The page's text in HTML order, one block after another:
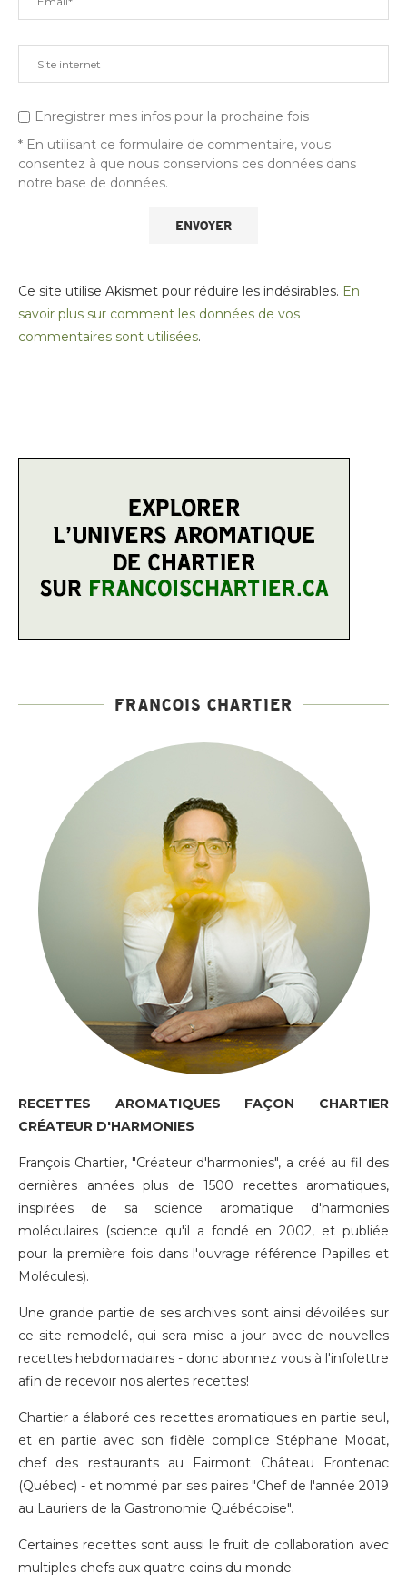
Enregistrer mes infos pour la prochaine fois
* En utilisant ce formulaire de commentaire, vous
consentez à que nous conservions ces données dans
notre base de données.
Ce site utilise Akismet pour réduire les indésirables. En
savoir plus sur comment les données de vos
commentaires sont utilisées.
FRANÇOIS CHARTIER
RECETTES AROMATIQUES FAÇON CHARTIER
CRÉATEUR D'HARMONIES
François Chartier, "Créateur d'harmonies", a créé au fil des
dernières années plus de 1500 recettes aromatiques,
inspirées de sa science aromatique d'harmonies
moléculaires (science qu'il a fondé en 2002, et publiée
pour la première fois dans l'ouvrage référence Papilles et
Molécules).
Une grande partie de ses archives sont ainsi dévoilées sur
ce site remodelé, qui sera mise a jour avec de nouvelles
recettes hebdomadaires - donc abonnez vous à l'infolettre
afin de recevoir nos alertes recettes!
Chartier a élaboré ces recettes aromatiques en partie seul,
et en partie avec son fidèle complice Stéphane Modat,
chef des restaurants au Fairmont Château Frontenac
(Québec) - et nommé par ses paires "Chef de l'année 2019
au Lauriers de la Gastronomie Québécoise".
Certaines recettes sont aussi le fruit de collaboration avec
multiples chefs aux quatre coins du monde.